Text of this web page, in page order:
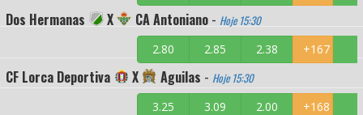
Dos Hermanas X CA Antoniano - Hoje 15:30
2.80 2.85 2.38 +167
CF Lorca Deportiva X Aguilas - Hoje 15:30
3.25 3.09 2.00 +168